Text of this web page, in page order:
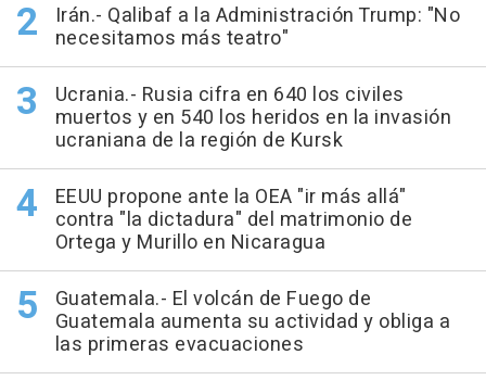
Irán.- Qalibaf a la Administración Trump: "No
necesitamos más teatro"
Ucrania.- Rusia cifra en 640 los civiles
muertos y en 540 los heridos en la invasión
ucraniana de la región de Kursk
EEUU propone ante la OEA "ir más allá"
contra "la dictadura" del matrimonio de
Ortega y Murillo en Nicaragua
Guatemala.- El volcán de Fuego de
Guatemala aumenta su actividad y obliga a
las primeras evacuaciones